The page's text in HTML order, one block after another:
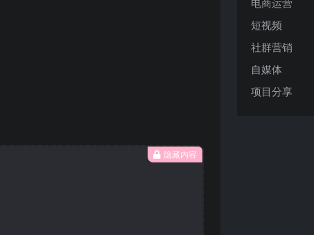
隐藏内容
短视频
社群营销
自媒体
项目分享